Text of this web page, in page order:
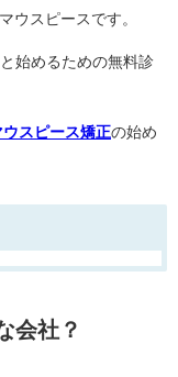
ウスピースです。
始めるための無料診
スピース矯正の始め
会社？